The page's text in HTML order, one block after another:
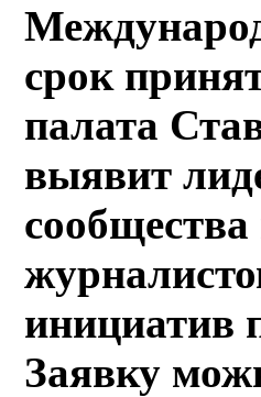
срок
палата
выявит
инициатив
Заявку